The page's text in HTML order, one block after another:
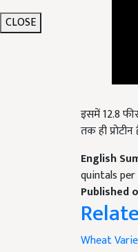
CLOSE
तक ही
English
quintals
Published
Wheat
ICARHD